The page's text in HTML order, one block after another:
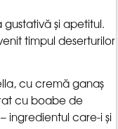
și apetitul.
timpul deserturilor
cu cremă ganaș
cu boabe de
– ingredientul care-i și